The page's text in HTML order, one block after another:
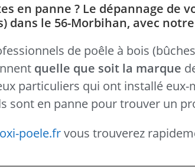
en panne ? Le dépannage de
dans le 56-Morbihan, avec
de poêle à bois
quelle que soit la marque
particuliers qui ont installé
sont en panne pour trouver un
poele.frvous trouverez